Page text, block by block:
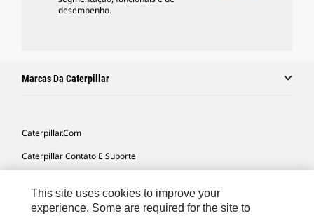
desempenho.
Marcas Da Caterpillar
Caterpillar.com
Caterpillar Contato E Suporte
Mapa Do Local
This site uses cookies to improve your
experience. Some are required for the site to